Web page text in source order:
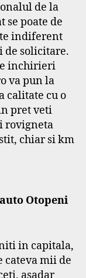
de la
se poate de
indiferent
de solicitare.
inchirieri
va pun la
calitate cu o
pret veti
rovigneta
chiar si km
Otopeni
in capitala,
cateva mii de